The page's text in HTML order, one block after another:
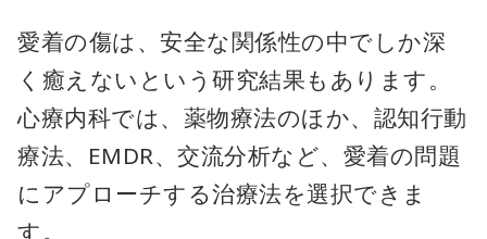
愛着の傷は、安全な関係性の中でしか深
く癒えないという研究結果もあります。
心療内科では、薬物療法のほか、認知行動
療法、EMDR、交流分析など、愛着の問題
にアプローチする治療法を選択できま
す。